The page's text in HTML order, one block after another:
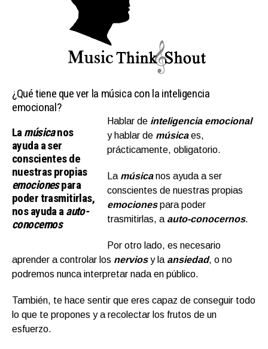
¿Qué tiene que ver la música con la inteligencia
emocional?
Lamúsicanos
ayuda a ser
conscientes de
nuestras propias
emocionespara
poder trasmitirlas,
nos ayuda aauto-
conocernos
Hablar de inteligencia emocional
y hablar de músicaes,
prácticamente, obligatorio.
La músicanos ayuda a ser
conscientes de nuestras propias
emocionespara poder
trasmitirlas, a auto-conocernos.
Por otro lado, es necesario
aprender a controlar los nerviosy la ansiedad, o no
podremos nunca interpretar nada en público.
También, te hace sentir que eres capaz de conseguir todo
lo que te propones y a recolectar los frutos de un
esfuerzo.